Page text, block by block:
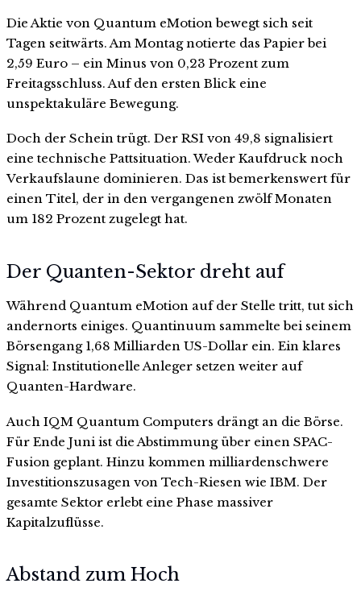
Die Aktie von Quantum eMotion bewegt sich seit
Tagen seitwärts. Am Montag notierte das Papier bei
2,59 Euro – ein Minus von 0,23 Prozent zum
Freitagsschluss. Auf den ersten Blick eine
unspektakuläre Bewegung.
Doch der Schein trügt. Der RSI von 49,8 signalisiert
eine technische Pattsituation. Weder Kaufdruck noch
Verkaufslaune dominieren. Das ist bemerkenswert für
einen Titel, der in den vergangenen zwölf Monaten
um 182 Prozent zugelegt hat.
Der Quanten-Sektor dreht auf
Während Quantum eMotion auf der Stelle tritt, tut sich
andernorts einiges. Quantinuum sammelte bei seinem
Börsengang 1,68 Milliarden US-Dollar ein. Ein klares
Signal: Institutionelle Anleger setzen weiter auf
Quanten-Hardware.
Auch IQM Quantum Computers drängt an die Börse.
Für Ende Juni ist die Abstimmung über einen SPAC-
Fusion geplant. Hinzu kommen milliardenschwere
Investitionszusagen von Tech-Riesen wie IBM. Der
gesamte Sektor erlebt eine Phase massiver
Kapitalzuflüsse.
Abstand zum Hoch